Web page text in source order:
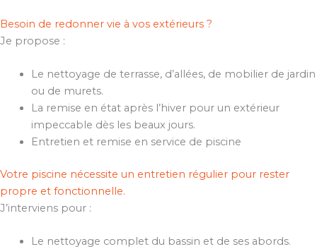
Besoin de redonner vie à vos extérieurs ?
Je propose :
Le nettoyage de terrasse, d’allées, de mobilier de jardin
ou de murets.
La remise en état après l’hiver pour un extérieur
impeccable dès les beaux jours.
Entretien et remise en service de piscine
Votre piscine nécessite un entretien régulier pour rester
propre et fonctionnelle.
J’interviens pour :
Le nettoyage complet du bassin et de ses abords.